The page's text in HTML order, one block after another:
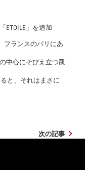
ETOILE」を追加
フランスのパリにあ
中心にそびえ立つ凱
と、それはまさに
次の記事